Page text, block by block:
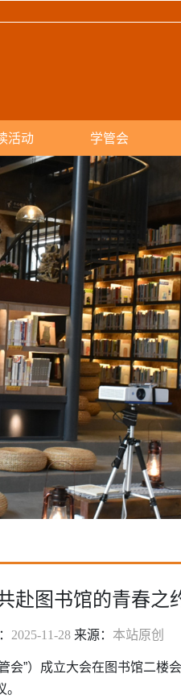
活动 学管会
赴图书馆的青春之
2025-11-28 来源： 本站原创
”）成立大会在图书馆二楼